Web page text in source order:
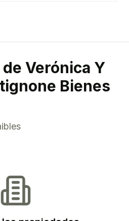
Verónica Y
Bienes